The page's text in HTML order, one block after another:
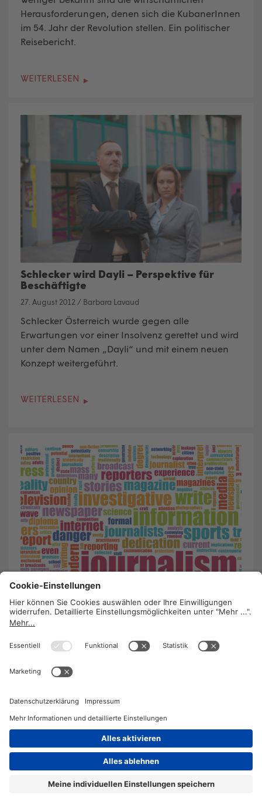
Herausforderungen, denen sich die KubanerInnen
im 54. Jahr der Revolution stellen. Ein politischer
Reisebericht.
WEITERLESEN
Schlecker wird Dayli – Perspektive für
Beschäftigte
27. August 2012 / Barbara Lavaud
Schlecker Österreich wurde gegen alle
Erwartungen vor einer Insolvenz gerettet und wird
unter dem Namen „Dayli“ und mit einem neuen
Konzept weitergeführt.
WEITERLESEN
Journalismus: Gleiches Recht für alle
27. August 2012/Heike Hausensteiner
Ungleichheiten. Die GPA-djp kämpft mit den
Onlinern, den freien MitarbeiterInnen und den
angestellten JournalistInnen bei Tages- und
Kollektivvertrag.